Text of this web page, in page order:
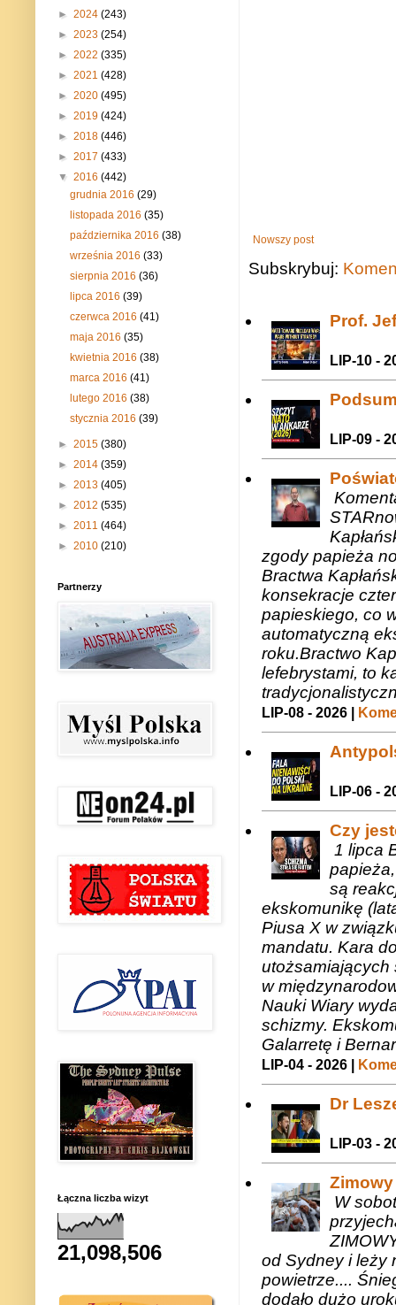
Nowszy post
Subskrybuj:
Prof.
LIP-10 -
LIP-09 -
zgody papieża
Bractwa
konsekracje
papieskiego, co
automatyczną
roku.Bractwo
lefebrystami, to
LIP-08 - 2026 |
LIP-06 -
Czy
1 lipca
są
ekskomunikę
Piusa X w
mandatu. Kara
utożsamiających
w
Nauki Wiary
schizmy.
Galarretę i
LIP-04 - 2026 |
Dr
LIP-03 -
W
od Sydney i leży
powietrze....
dodało dużo
► 2024 (243)
► 2023 (254)
► 2022 (335)
► 2021 (428)
► 2020 (495)
► 2019 (424)
► 2018 (446)
► 2017 (433)
▼ 2016 (442)
grudnia 2016(29)
listopada 2016(35)
października 2016(38)
września 2016(33)
sierpnia 2016(36)
lipca 2016(39)
czerwca 2016(41)
maja 2016(35)
kwietnia 2016(38)
marca 2016(41)
lutego 2016(38)
stycznia 2016(39)
► 2015 (380)
► 2014 (359)
► 2013 (405)
► 2012 (535)
► 2011 (464)
► 2010 (210)
Partnerzy
Łączna liczba wizyt
21,098,506